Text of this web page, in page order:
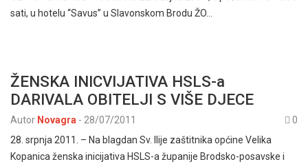
sati, u hotelu “Savus” u Slavonskom Brodu ŽO…
ŽENSKA INICVIJATIVA HSLS-a
DARIVALA OBITELJI S VIŠE DJECE
Autor Novagra - 28/07/2011
0
28. srpnja 2011. – Na blagdan Sv. Ilije zaštitnika općine Velika
Kopanica ženska inicijativa HSLS-a županije Brodsko-posavske i